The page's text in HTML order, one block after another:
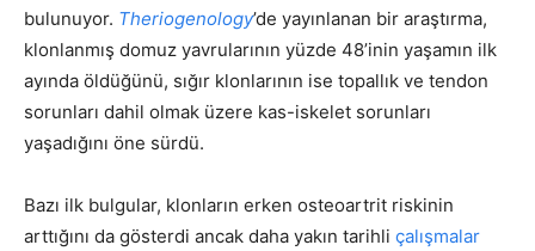
bulunuyor. Theriogenology’de yayınlanan bir araştırma,
klonlanmış domuz yavrularının yüzde 48’inin yaşamın ilk
ayında öldüğünü, sığır klonlarının ise topallık ve tendon
sorunları dahil olmak üzere kas-iskelet sorunları
yaşadığını öne sürdü.
Bazı ilk bulgular, klonların erken osteoartrit riskinin
arttığını da gösterdi ancak daha yakın tarihli çalışmalar